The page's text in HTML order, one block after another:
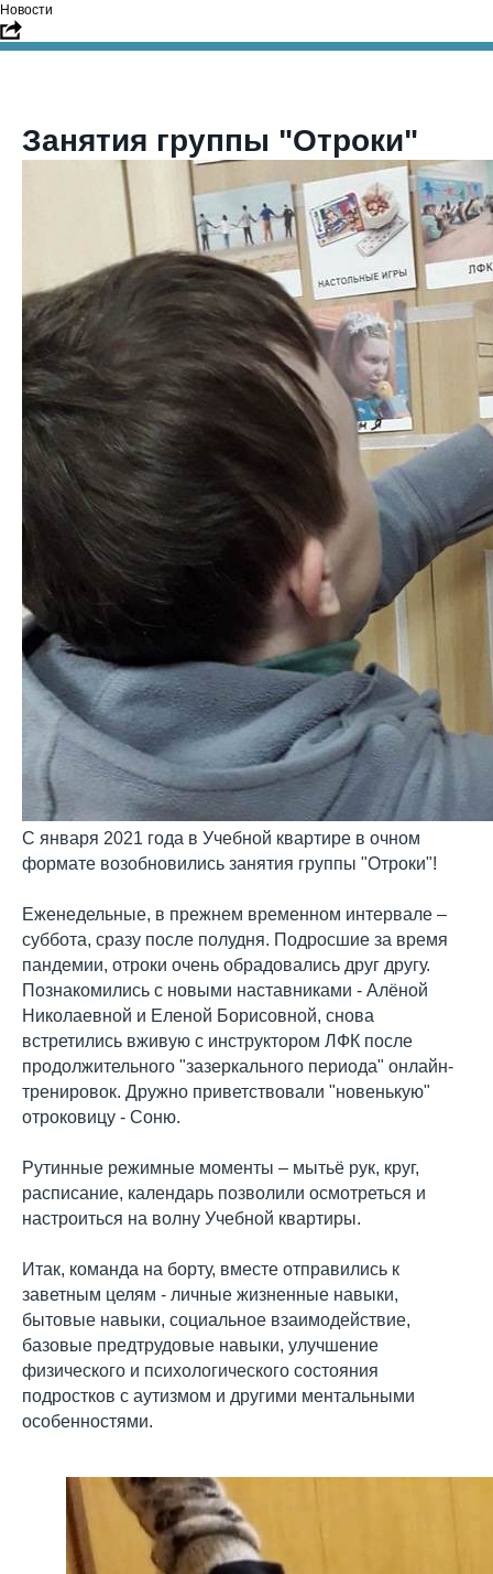
Новости
Занятия группы "Отроки"
С января 2021 года в Учебной квартире в очном
формате возобновились занятия группы "Отроки"!
Еженедельные, в прежнем временном интервале –
суббота, сразу после полудня. Подросшие за время
пандемии, отроки очень обрадовались друг другу.
Познакомились с новыми наставниками - Алёной
Николаевной и Еленой Борисовной, снова
встретились вживую с инструктором ЛФК после
продолжительного "зазеркального периода" онлайн-
тренировок. Дружно приветствовали "новенькую"
отроковицу - Соню.
Рутинные режимные моменты – мытьё рук, круг,
расписание, календарь позволили осмотреться и
настроиться на волну Учебной квартиры.
Итак, команда на борту, вместе отправились к
заветным целям - личные жизненные навыки,
бытовые навыки, социальное взаимодействие,
базовые предтрудовые навыки, улучшение
физического и психологического состояния
подростков с аутизмом и другими ментальными
особенностями.